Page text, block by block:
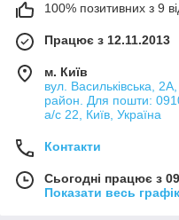
100% позитивних з 9
Працює з 12.11.2013
м. Київ
вул. Васильківська,
район. Для пошти:
а/с 22, Київ, Україна
Контакти
Сьогодні працює з
Показати весь